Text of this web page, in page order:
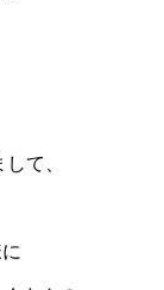
て、